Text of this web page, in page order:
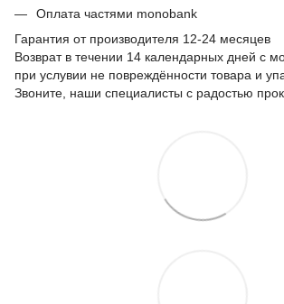
Оплата частями monobank
Гарантия от производителя 12-24 месяцев
Возврат в течении 14 календарных дней с
при услувии не повреждённости товара и
Звоните, наши специалисты с радостью